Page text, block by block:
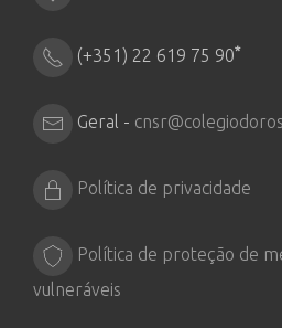
(+351) 22 619 75 90*
Geral -
Política de privacidade
Política de proteção de
vulneráveis